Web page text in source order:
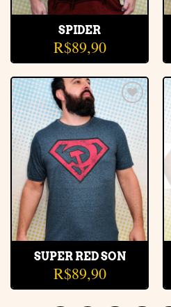
SPIDER
R$89,90
Adicionar
à lista de
desejos
SUPER RED SON
R$89,90